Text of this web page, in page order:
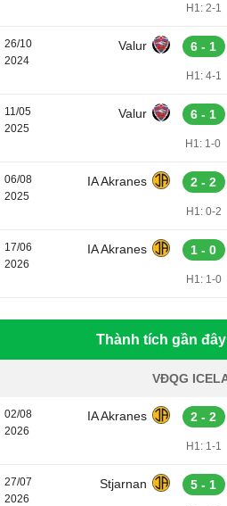
H1: 2-1
26/10
2024
Valur 6 - 1
H1: 4-1
11/05
2025
Valur 6 - 1
H1: 1-0
06/08
2025
IA Akranes 2 - 2
H1: 0-2
17/06
2026
IA Akranes 1 - 0
H1: 1-0
Thành tích gần
VĐQG
02/08
2026
IA Akranes 2 - 2
H1: 1-1
27/07
2026
Stjarnan 5 - 1